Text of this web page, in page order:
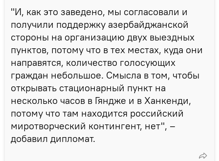
"И, как это заведено, мы согласовали и
получили поддержку азербайджанской
стороны на организацию двух выездных
пунктов, потому что в тех местах, куда они
направятся, количество голосующих
граждан небольшое. Смысла в том, чтобы
открывать стационарный пункт на
несколько часов в Гяндже и в Ханкенди,
потому что там находится российский
миротворческий контингент, нет", –
добавил дипломат.